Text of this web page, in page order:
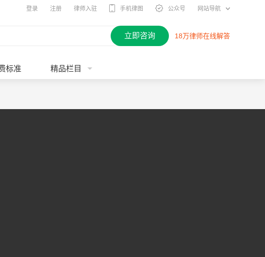
登录 注册 律师入驻 手机律图 公众号 网站导航
立即咨询 18万律师在线解答
标准 精品栏目